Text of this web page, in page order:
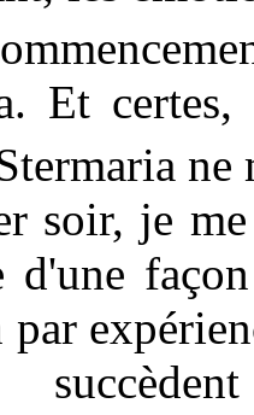
Et
ne
soir, je me
d'une